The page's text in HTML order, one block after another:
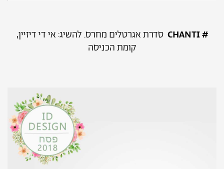
# CHANTI
סדרת אגרטלים מחרס. להשיג: אי די דיזיין,
קומת הכניסה